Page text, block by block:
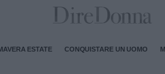
ESTATE CONQUISTARE UN UOMO